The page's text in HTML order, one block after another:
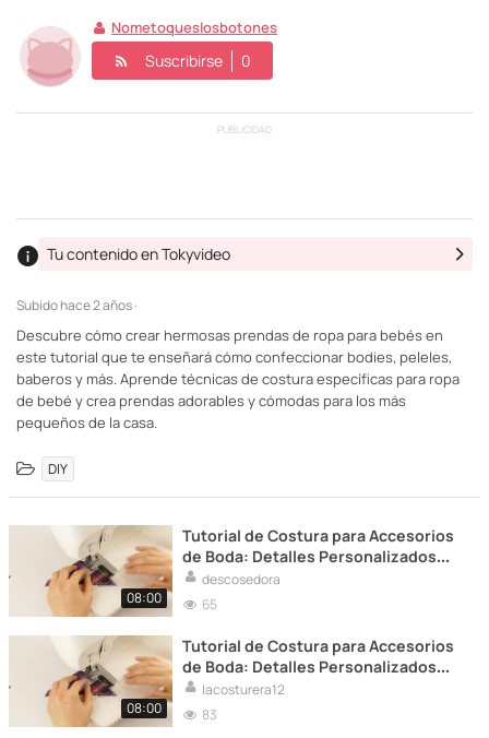
Nometoqueslosbotones
Suscribirse 0
PUBLICIDAD
Subidohace 2 años ·
Tu contenido en Tokyvideo
Descubre cómo crear hermosas prendas de ropa para bebés en
este tutorial que te enseñará cómo confeccionar bodies, peleles,
baberos y más. Aprende técnicas de costura específicas para ropa
de bebé y crea prendas adorables y cómodas para los más
pequeños de la casa.
DIY
08:00
Tutorial de Costura para Accesorios
de Boda: Detalles Personalizados
para tu Gran Día
descosedora
65
08:00
Tutorial de Costura para Accesorios
de Boda: Detalles Personalizados
para tu Gran Día
lacosturera12
83